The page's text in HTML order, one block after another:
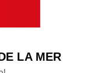
LA MER